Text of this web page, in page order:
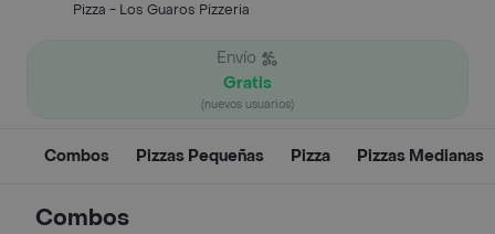
Pizza - Los Guaros Pizzeria
Envío
Gratis
(nuevos usuarios)
Combos Pizzas Pequeñas Pizza Pizzas Medianas
Combos